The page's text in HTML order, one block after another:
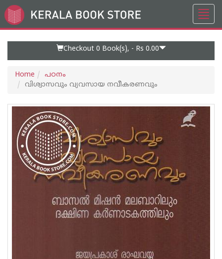
Go
to
Checkout 0 Book(s), - Rs 0.00
Home
പഠനം
വിശ്വാസവും വ്യവസായ നവീകരണവും